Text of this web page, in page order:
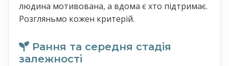
людина мотивована, а вдома є хто підтримає.
Розгляньмо кожен критерій.
Рання та середня стадія
залежності